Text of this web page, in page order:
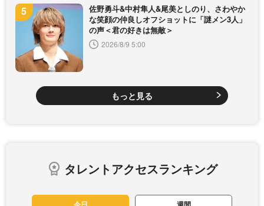
佐野勇斗&中村隼人&尾美としのり、さわやか
な笑顔の仲良しオフショットに「謎メン3人」
の声＜君の好きは無敵＞
2026/8/9 5:00
もっと見る
タレントアクセスランキング